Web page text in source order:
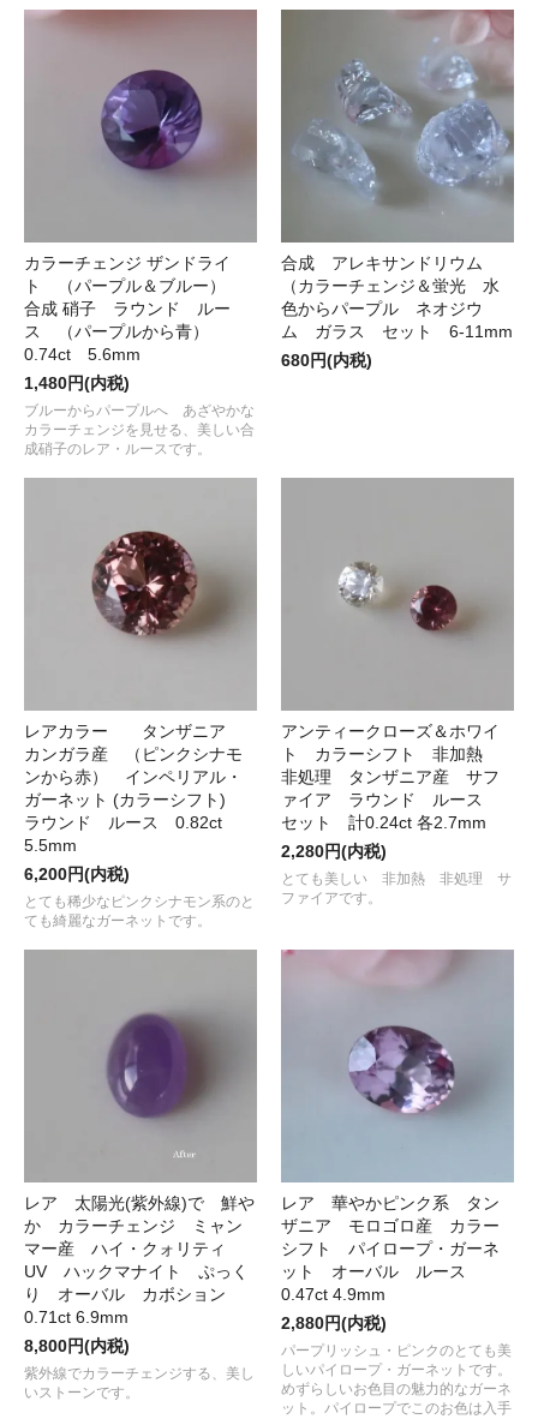
カラーチェンジ ザンドライ
ト （パープル＆ブルー）
合成 硝子 ラウンド ルー
ス （パープルから青）
0.74ct 5.6mm
1,480円(内税)
ブルーからパープルへ あざやかな
カラーチェンジを見せる、美しい合
成硝子のレア・ルースです。
合成 アレキサンドリウム
（カラーチェンジ＆蛍光 水
色からパープル ネオジウ
ム ガラス セット 6-11mm
680円(内税)
レアカラー タンザニア
カンガラ産 （ピンクシナモ
ンから赤） インペリアル・
ガーネット (カラーシフト)
ラウンド ルース 0.82ct
5.5mm
6,200円(内税)
とても稀少なピンクシナモン系のと
ても綺麗なガーネットです。
アンティークローズ＆ホワイ
ト カラーシフト 非加熱
非処理 タンザニア産 サフ
ァイア ラウンド ルース
セット 計0.24ct 各2.7mm
2,280円(内税)
とても美しい 非加熱 非処理 サ
ファイアです。
レア 太陽光(紫外線)で 鮮や
か カラーチェンジ ミャン
マー産 ハイ・クォリティ
UV ハックマナイト ぷっく
り オーバル カボション
0.71ct 6.9mm
8,800円(内税)
紫外線でカラーチェンジする、美し
いストーンです。
レア 華やかピンク系 タン
ザニア モロゴロ産 カラー
シフト パイロープ・ガーネ
ット オーバル ルース
0.47ct 4.9mm
2,880円(内税)
パープリッシュ・ピンクのとても美
しいパイロープ・ガーネットです。
めずらしいお色目の魅力的なガーネ
ット。パイロープでこのお色は入手